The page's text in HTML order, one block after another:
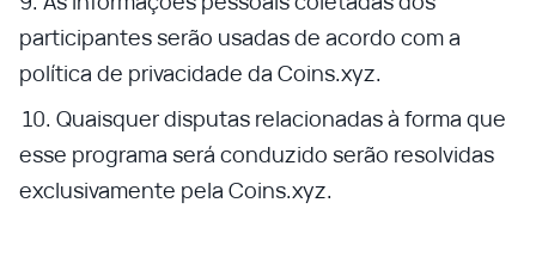
participantes serão usadas de acordo com a
política de privacidade da Coins.xyz.
Quaisquer disputas relacionadas à forma que
esse programa será conduzido serão resolvidas
exclusivamente pela Coins.xyz.